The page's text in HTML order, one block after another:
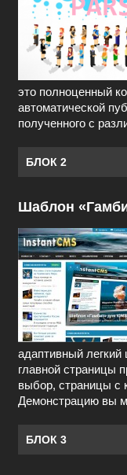
это полноценный
автоматической
полученного с
БЛОК 2
Шаблон
адаптивный
главной страницы
выбор, страницы с
Демонстрацию вы
БЛОК 3